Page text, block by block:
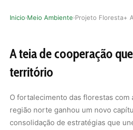
Inicio›Meio Ambiente›
A teia de cooperação
território
O fortalecimento das florestas com
região norte ganhou um novo
consolidação de estratégias que